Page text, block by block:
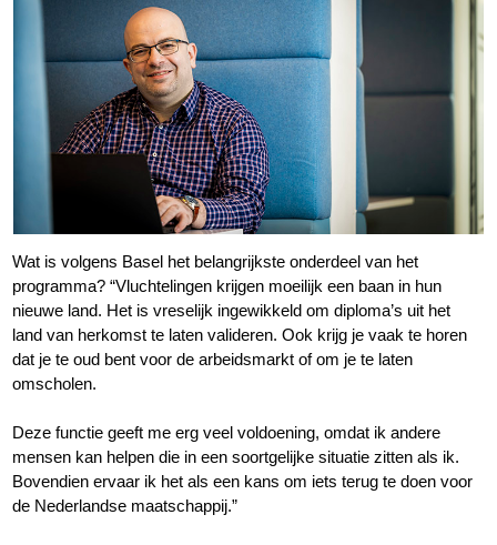
Wat is volgens Basel het belangrijkste onderdeel van het
programma? “Vluchtelingen krijgen moeilijk een baan in hun
nieuwe land. Het is vreselijk ingewikkeld om diploma’s uit het
land van herkomst te laten valideren. Ook krijg je vaak te horen
dat je te oud bent voor de arbeidsmarkt of om je te laten
omscholen.
Deze functie geeft me erg veel voldoening, omdat ik andere
mensen kan helpen die in een soortgelijke situatie zitten als ik.
Bovendien ervaar ik het als een kans om iets terug te doen voor
de Nederlandse maatschappij.”